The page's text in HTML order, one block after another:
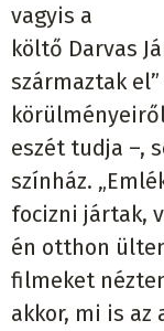
vagyis a
költő Darvas
származtak
eszét tudja –,
színház.
focizni jártak,
én otthon
filmeket
akkor, mi is az